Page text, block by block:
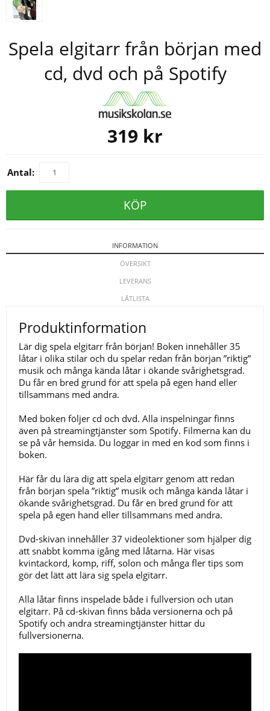
Spela elgitarr från början med
cd, dvd och på Spotify
319 kr
Antal:
KÖP
INFORMATION
ÖVERSIKT
LEVERANS
LÅTLISTA
Produktinformation
Lär dig spela elgitarr från början! Boken innehåller 35
låtar i olika stilar och du spelar redan från början ”riktig”
musik och många kända låtar i ökande svårighetsgrad.
Du får en bred grund för att spela på egen hand eller
tillsammans med andra.
Med boken följer cd och dvd. Alla inspelningar finns
även på streamingtjänster som Spotify. Filmerna kan du
se på vår hemsida. Du loggar in med en kod som finns i
boken.
Här får du lära dig att spela elgitarr genom att redan
från början spela ”riktig” musik och många kända låtar i
ökande svårighetsgrad. Du får en bred grund för att
spela på egen hand eller tillsammans med andra.
Dvd-skivan innehåller 37 videolektioner som hjälper dig
att snabbt komma igång med låtarna. Här visas
kvintackord, komp, riff, solon och många fler tips som
gör det lätt att lära sig spela elgitarr.
Alla låtar finns inspelade både i fullversion och utan
elgitarr. På cd-skivan finns båda versionerna och på
Spotify och andra streamingtjänster hittar du
fullversionerna.